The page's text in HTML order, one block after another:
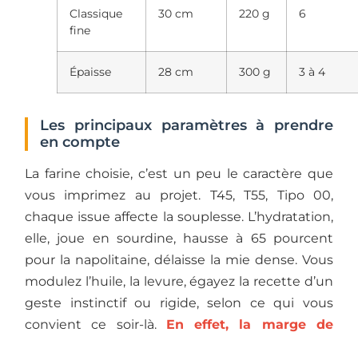
Classique
fine
30 cm 220 g 6
Épaisse 28 cm 300 g 3 à 4
Les principaux paramètres à prendre
en compte
La farine choisie, c’est un peu le caractère que
vous imprimez au projet. T45, T55, Tipo 00,
chaque issue affecte la souplesse. L’hydratation,
elle, joue en sourdine, hausse à 65 pourcent
pour la napolitaine, délaisse la mie dense. Vous
modulez l’huile, la levure, égayez la recette d’un
geste instinctif ou rigide, selon ce qui vous
convient ce soir-là. En effet, la marge de